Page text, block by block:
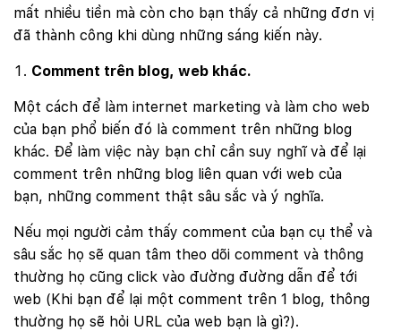
mất nhiều tiền mà còn cho bạn thấy cả những đơn vị
đã thành công khi dùng những sáng kiến này.
Comment trên blog, web khác.
Một cách để làm internet marketing và làm cho web
của bạn phổ biến đó là comment trên những blog
khác. Để làm việc này bạn chỉ cần suy nghĩ và để lại
comment trên những blog liên quan với web của
bạn, những comment thật sâu sắc và ý nghĩa.
Nếu mọi người cảm thấy comment của bạn cụ thể và
sâu sắc họ sẽ quan tâm theo dõi comment và thông
thường họ cũng click vào đường đường dẫn để tới
web (Khi bạn để lại một comment trên 1 blog, thông
thường họ sẽ hỏi URL của web bạn là gì?).